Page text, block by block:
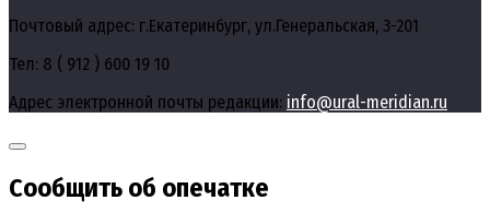
Почтовый адрес: г.Екатеринбург, ул.Генеральская, 3-201
Тел: 8 ( 912 ) 600 19 10
Адрес электронной почты редакции: info@ural-meridian.ru
Сообщить об опечатке